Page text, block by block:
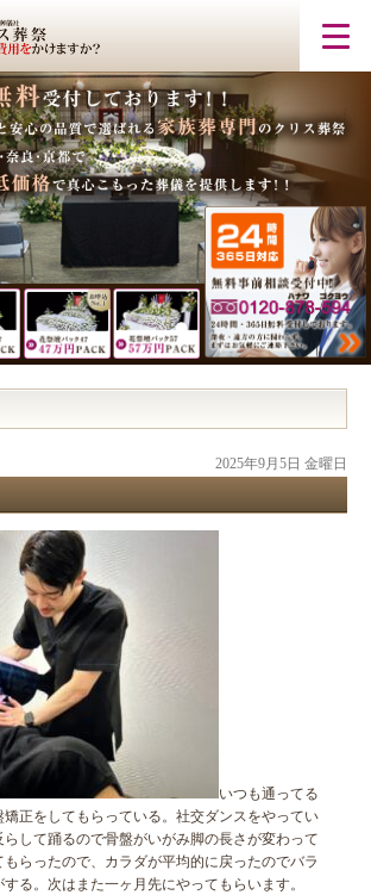
2025年9月5日 金曜日
いつも通ってる
正をしてもらっている。社交ダンスをやってい
して踊るので骨盤がいがみ脚の長さが変わって
もらったので、カラダが平均的に戻ったのでバラ
る。次はまた一ヶ月先にやってもらいます。